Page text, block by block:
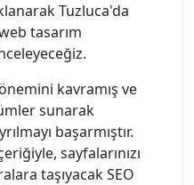
Tuzluca'da
tasarım
kavramış ve
sunarak
başarmıştır.
sayfalarınızı
taşıyacak SEO